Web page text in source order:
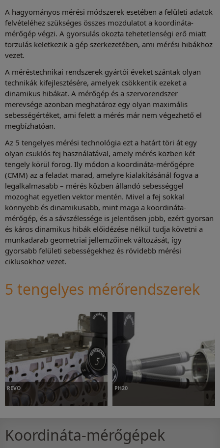
A hagyományos mérési módszerek esetében a felületi adatok
felvételéhez szükséges összes mozdulatot a koordináta-
mérőgép végzi. A gyorsulás okozta tehetetlenségi erő miatt
torzulás keletkezik a gép szerkezetében, ami mérési hibákhoz
vezet.
A méréstechnikai rendszerek gyártói éveket szántak olyan
technikák kifejlesztésére, amelyek csökkentik ezeket a
dinamikus hibákat. A mérőgép és a szervorendszer
merevsége azonban meghatároz egy olyan maximális
sebességértéket, ami felett a mérés már nem végezhető el
megbízhatóan.
Az 5 tengelyes mérési technológia ezt a határt töri át egy
olyan csuklós fej használatával, amely mérés közben két
tengely körül forog. Ily módon a koordináta-mérőgépre
(CMM) az a feladat marad, amelyre kialakításánál fogva a
legalkalmasabb – mérés közben állandó sebességgel
mozoghat egyetlen vektor mentén. Mivel a fej sokkal
könnyebb és dinamikusabb, mint maga a koordináta-
mérőgép, és a sávszélessége is jelentősen jobb, ezért gyorsan
és káros dinamikus hibák előidézése nélkül tudja követni a
munkadarab geometriai jellemzőinek változását, így
gyorsabb felületi sebességekhez és rövidebb mérési
ciklusokhoz vezet.
5 tengelyes mérőrendszerek
REVO PH20
Koordináta-mérőgépek